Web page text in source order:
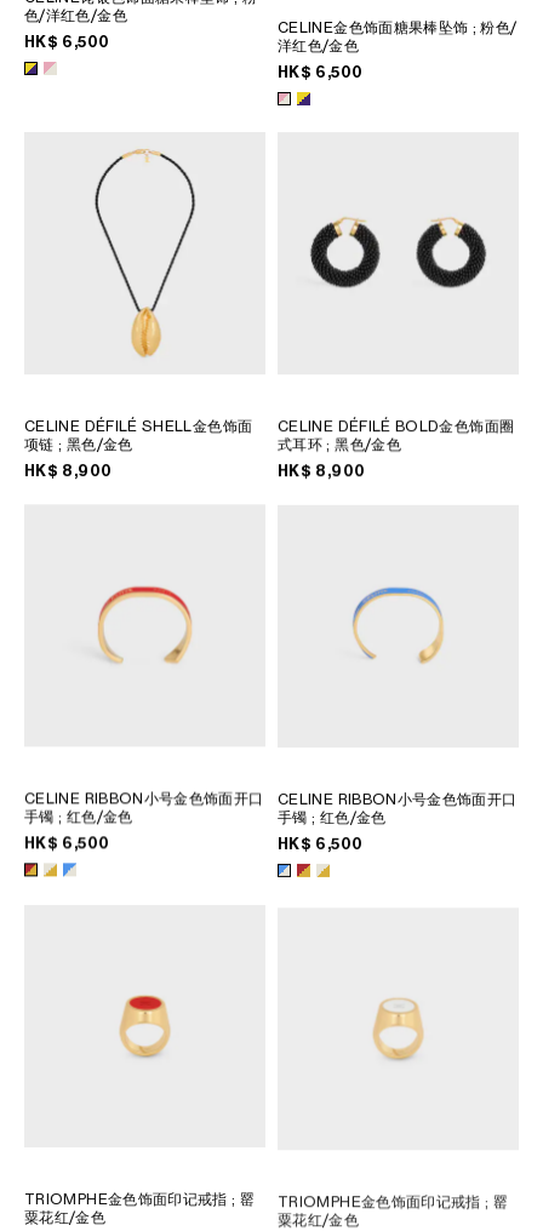
色/洋红色/金色
HK$ 6,500
CELINE金色饰面糖果棒坠饰 ; 粉色/
洋红色/金色
HK$ 6,500
CELINE DÉFILÉ SHELL金色饰面
项链; 黑色/金色
HK$ 8,900
CELINE DÉFILÉ BOLD金色饰面圈
式耳环; 黑色/金色
HK$ 8,900
CELINE RIBBON小号金色饰面开口
手镯 ; 红色/金色
HK$ 6,500
CELINE RIBBON小号金色饰面开口
手镯; 红色/金色
HK$ 6,500
TRIOMPHE金色饰面印记戒指; 罂
粟花红/金色
TRIOMPHE金色饰面印记戒指; 罂
粟花红/金色
中東